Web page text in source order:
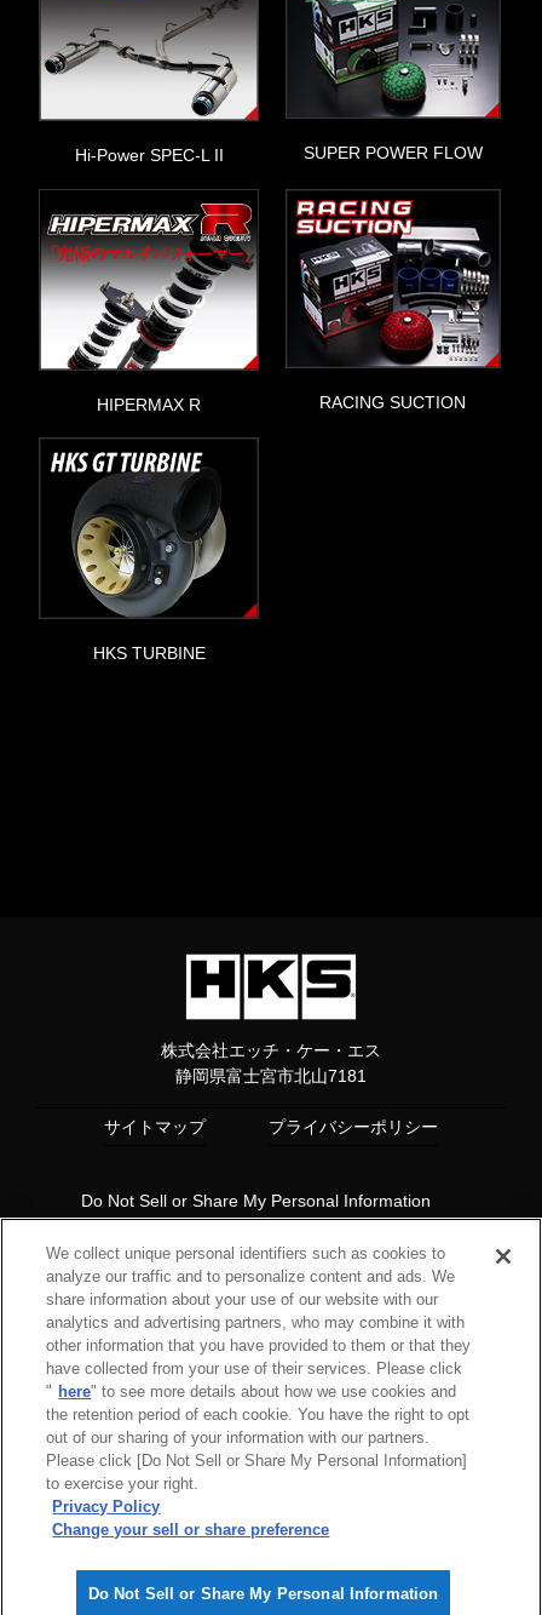
Hi-Power SPEC-L II SUPER POWER FLOW
HIPERMAX R RACING SUCTION
HKS TURBINE
株式会社エッチ・ケー・エス
静岡県富士宮市北山7181
サイトマップ プライバシーポリシー
Do Not Sell or Share My Personal Information
Copyright© 1997 HKS Co., Ltd. all rights reserved.
We collect unique personal identifiers such as cookies to
analyze our traffic and to personalize content and ads. We
share information about your use of our website with our
analytics and advertising partners, who may combine it with
other information that you have provided to them or that they
have collected from your use of their services. Please click
" here" to see more details about how we use cookies and
the retention period of each cookie. You have the right to opt
out of our sharing of your information with our partners.
Please click [Do Not Sell or Share My Personal Information]
to exercise your right.
Privacy Policy
Change your sell or share preference
Do Not Sell or Share My Personal Information